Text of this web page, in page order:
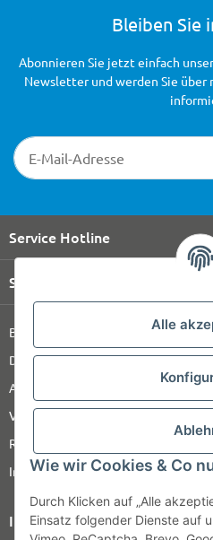
Alle
Wie wir Cookies & Co
Durch Klicken auf „Alle
Einsatz folgender Dienste auf
Bleiben Sie
Newsletter-Registrierung
Abonnieren Sie jetzt einfach
Newsletter und werden Sie
Service Hotline
Shop Service
Barrierefreiheitserklärung
Datenschutz
AGB
Versandinformationen
Retour
Impressum
Informationen